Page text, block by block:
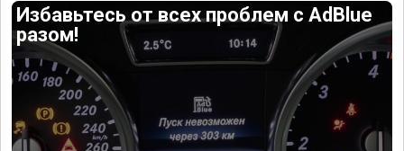
Избавьтесь от всех проблем с AdBlue
разом!